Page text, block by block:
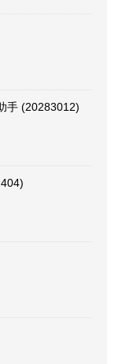
手 (20283012)